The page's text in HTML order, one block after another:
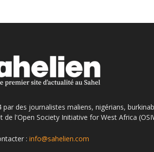
des journalistes maliens, nigérians,
de l'Open Society Initiative for West Africa
: info@sahelien.com